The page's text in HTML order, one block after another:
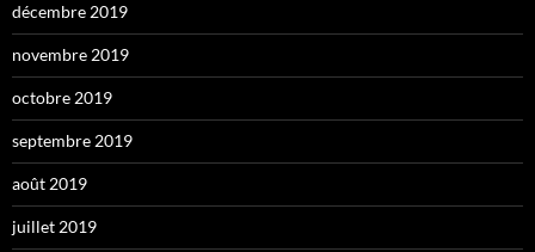
décembre 2019
novembre 2019
octobre 2019
septembre 2019
août 2019
juillet 2019